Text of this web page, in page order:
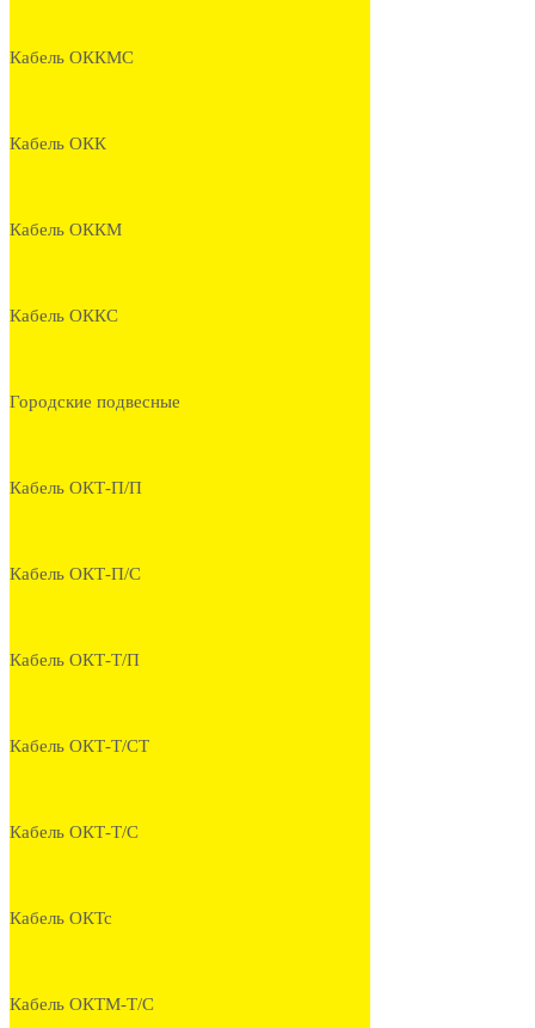
Кабель ОККМС
Кабель ОКК
Кабель ОККМ
Кабель ОККС
Городские подвесные
Кабель ОКТ-П/П
Кабель ОКТ-П/С
Кабель ОКТ-Т/П
Кабель ОКТ-Т/СТ
Кабель ОКТ-Т/С
Кабель ОКТс
Кабель ОКТМ-Т/С